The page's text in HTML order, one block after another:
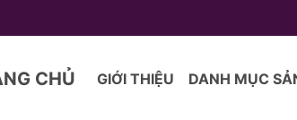
CHỦ GIỚI THIỆU DANH MỤC